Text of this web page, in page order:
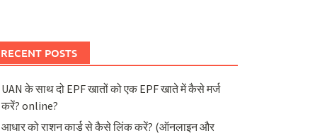
RECENT POSTS
UAN के साथ दो EPF खातों को एक EPF खाते में कैसे मर्ज
करें? online?
आधार को राशन कार्ड से कैसे लिंक करें? (ऑनलाइन और